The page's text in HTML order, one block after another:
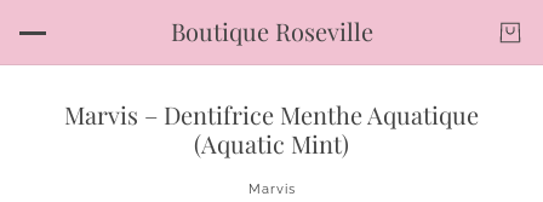
Boutique Roseville
Marvis – Dentifrice Menthe Aquatique
(Aquatic Mint)
Marvis